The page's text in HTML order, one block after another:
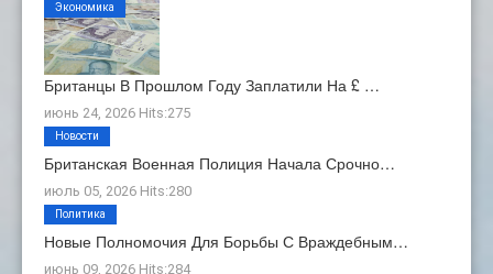
Британцы В Прошлом Году Заплатили На £ …
июнь 24, 2026 Hits:275
Экономика
Британская Военная Полиция Начала Срочно…
июль 05, 2026 Hits:280
Новости
Новые Полномочия Для Борьбы С Враждебным…
июнь 09, 2026 Hits:284
Политика